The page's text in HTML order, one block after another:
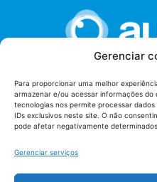
Gerenciar
Para proporcionar uma melhor
armazenar e/ou acessar informações
tecnologias nos permite processar
IDs exclusivos neste site. O não
pode afetar negativamente
Gerenciar serviços
União dos Auditores
Setor de Administração
Tribunal de Contas da